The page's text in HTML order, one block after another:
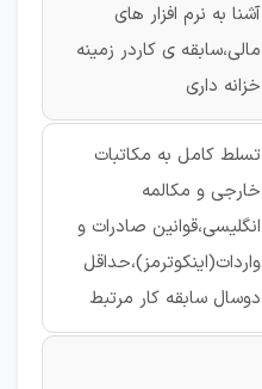
آشنا به نرم افزار های
مالی،سابقه ی کاردر زمینه
خزانه داری
تسلط کامل به مکاتبات
خارجی و مکالمه
انگلیسی،قوانین صادرات و
واردات(اینکوترمز)،حداقل
دوسال سابقه کار مرتبط